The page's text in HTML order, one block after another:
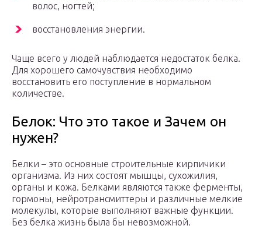
волос, ногтей;
восстановления энергии.
Чаще всего у людей наблюдается недостаток белка.
Для хорошего самочувствия необходимо
восстановить его поступление в нормальном
количестве.
Белок: Что это такое и Зачем он
нужен?
Белки – это основные строительные кирпичики
организма. Из них состоят мышцы, сухожилия,
органы и кожа. Белками являются также ферменты,
гормоны, нейротрансмиттеры и различные мелкие
молекулы, которые выполняют важные функции.
Без белка жизнь была бы невозможной.